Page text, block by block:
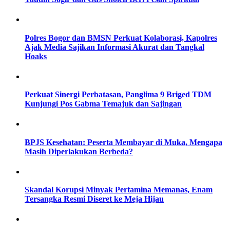
Polres Bogor dan BMSN Perkuat Kolaborasi, Kapolres
Ajak Media Sajikan Informasi Akurat dan Tangkal
Hoaks
Perkuat Sinergi Perbatasan, Panglima 9 Briged TDM
Kunjungi Pos Gabma Temajuk dan Sajingan
BPJS Kesehatan: Peserta Membayar di Muka, Mengapa
Masih Diperlakukan Berbeda?
Skandal Korupsi Minyak Pertamina Memanas, Enam
Tersangka Resmi Diseret ke Meja Hijau